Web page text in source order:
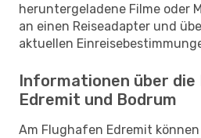
heruntergeladene Filme oder
an einen Reiseadapter und
aktuellen
Informationen über die
Edremit und Bodrum
Am Flughafen Edremit